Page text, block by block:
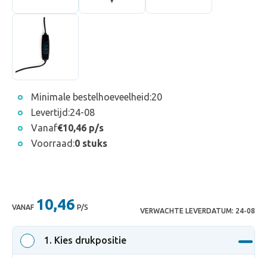
Minimale bestelhoeveelheid:20
Levertijd:24-08
Vanaf€10,46 p/s
Voorraad:0 stuks
VANAF 10,46 P/S VERWACHTE LEVERDATUM: 24-08
1 . Kies drukpositie